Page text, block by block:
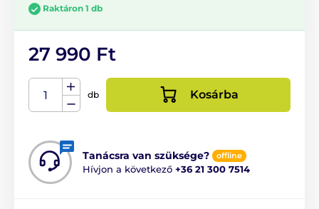
Raktáron 1 db
27 990 Ft
db Kosárba
Tanácsra van szüksége? offline
Hívjon a következő +36 21 300 7514